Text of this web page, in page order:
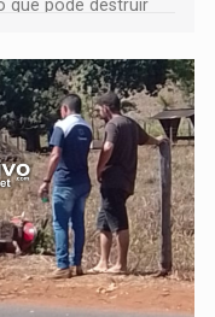
que pode destruir